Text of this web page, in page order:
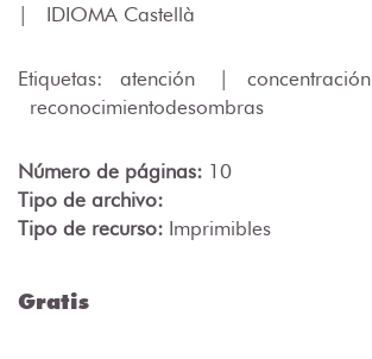
|
IDIOMA Castellà
Etiquetas: atención | concentración
reconocimientodesombras
Número de páginas: 10
Tipo de archivo:
Tipo de recurso: Imprimibles
Gratis